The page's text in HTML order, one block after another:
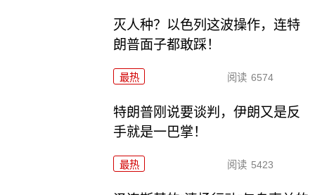
灭人种？以色列这波操作，连特
朗普面子都敢踩！
最热 阅读 6574
特朗普刚说要谈判，伊朗又是反
手就是一巴掌！
最热 阅读 5423